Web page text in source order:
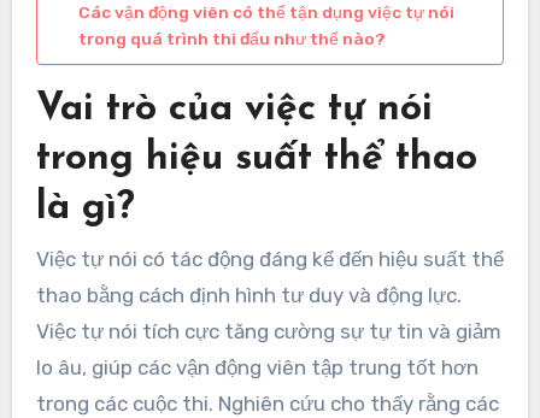
Các vận động viên có thể tận dụng việc tự nói
trong quá trình thi đấu như thế nào?
Vai trò của việc tự nói
trong hiệu suất thể thao
là gì?
Việc tự nói có tác động đáng kể đến hiệu suất thể
thao bằng cách định hình tư duy và động lực.
Việc tự nói tích cực tăng cường sự tự tin và giảm
lo âu, giúp các vận động viên tập trung tốt hơn
trong các cuộc thi. Nghiên cứu cho thấy rằng các